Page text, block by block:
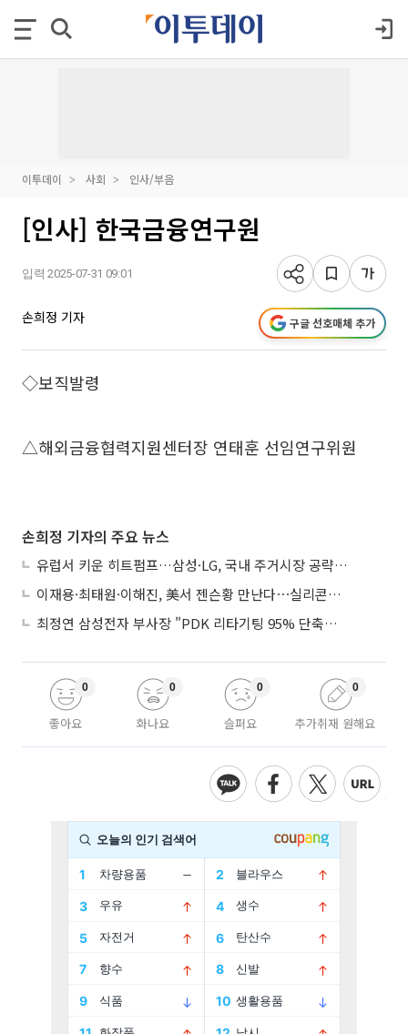
이투데이 사회 인사/부음
[인사] 한국금융연구원
입력 2025-07-31 09:01
손희정 기자 구글 선호매체 추가
◇보직발령
△해외금융협력지원센터장 연태훈 선임연구위원
손희정 기자의 주요 뉴스
유럽서 키운 히트펌프…삼성·LG, 국내 주거시장 공략 ‘속도’
이재용·최태원·이해진, 美서 젠슨황 만난다⋯실리콘밸리 집결하는 AI리더
최정연 삼성전자 부사장 "PDK 리타기팅 95% 단축…에이전트 AI 시범 활용"
좋아요
0
화나요
0
슬퍼요
0
추가취재 원해요
0